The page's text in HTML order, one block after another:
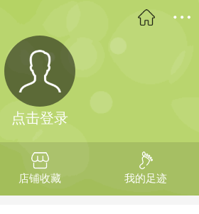
点击登录
店铺收藏 我的足迹